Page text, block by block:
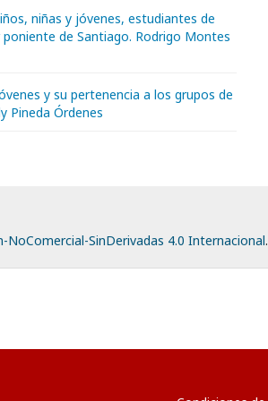
niñas y jóvenes, estudiantes de
de Santiago. Rodrigo Montes
y su pertenencia a los grupos de
Pineda Órdenes
SinDerivadas 4.0 Internacional.